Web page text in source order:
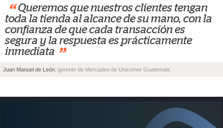
“ Queremos que nuestros clientes tengan
toda la tienda al alcance de su mano, con la
confianza de que cada transacción es
segura y la respuesta es prácticamente
inmediata ”
Juan Manuel de León , gerente de Mercadeo de Unicomer Guatemala.